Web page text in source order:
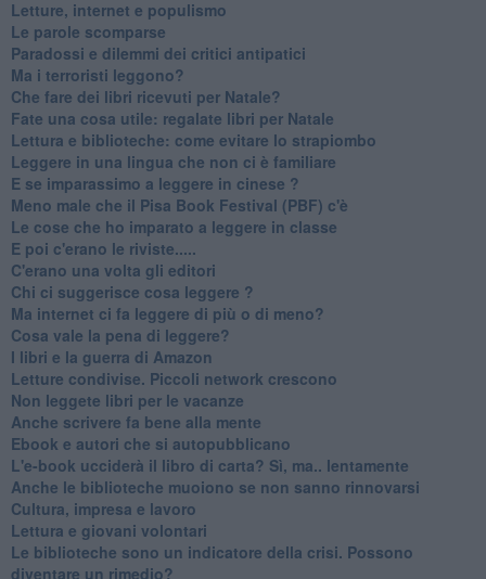
Letture, internet e populismo
​Le parole scomparse
​Paradossi e dilemmi dei critici antipatici
Ma i terroristi leggono?
​Che fare dei libri ricevuti per Natale?
​Fate una cosa utile: regalate libri per Natale
​Lettura e biblioteche: come evitare lo strapiombo
Leggere in una lingua che non ci è familiare
​E se imparassimo a leggere in cinese ?
​Meno male che il Pisa Book Festival (PBF) c'è
​Le cose che ho imparato a leggere in classe
​E poi c'erano le riviste.....
​C'erano una volta gli editori
​Chi ci suggerisce cosa leggere ?
​Ma internet ci fa leggere di più o di meno?
​Cosa vale la pena di leggere?
I libri e la guerra di Amazon
​Letture condivise. Piccoli network crescono
​Non leggete libri per le vacanze
​Anche scrivere fa bene alla mente
​Ebook e autori che si autopubblicano
​L'e-book ucciderà il libro di carta? Sì, ma.. lentamente
​Anche le biblioteche muoiono se non sanno rinnovarsi
​Cultura, impresa e lavoro
​Lettura e giovani volontari
​Le biblioteche sono un indicatore della crisi. Possono
diventare un rimedio?